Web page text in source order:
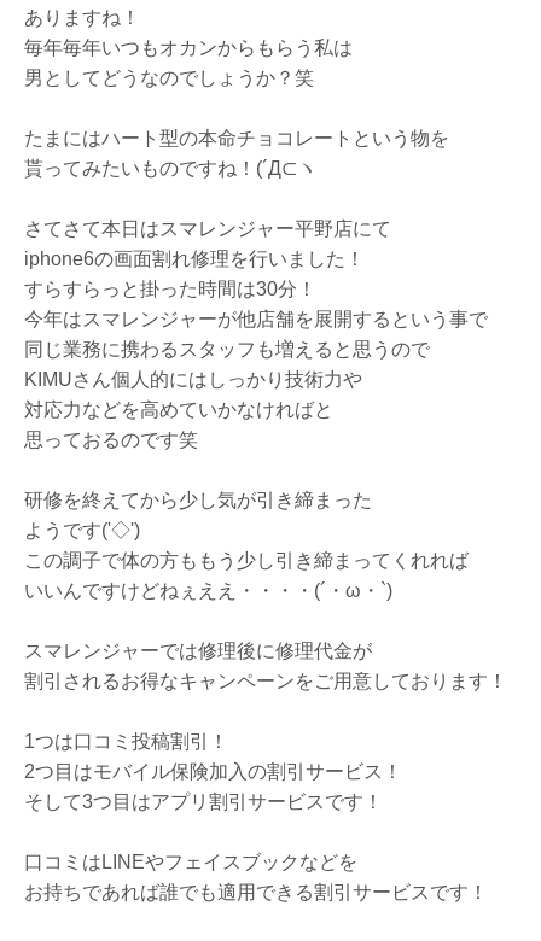
ありますね！
毎年毎年いつもオカンからもらう私は
男としてどうなのでしょうか？笑
たまにはハート型の本命チョコレートという物を
貰ってみたいものですね！(´Д⊂ヽ
さてさて本日はスマレンジャー平野店にて
iphone6の画面割れ修理を行いました！
すらすらっと掛った時間は30分！
今年はスマレンジャーが他店舗を展開するという事で
同じ業務に携わるスタッフも増えると思うので
KIMUさん個人的にはしっかり技術力や
対応力などを高めていかなければと
思っておるのです笑
研修を終えてから少し気が引き締まった
ようです('◇')ゞ
この調子で体の方ももう少し引き締まってくれれば
いいんですけどねぇええ・・・・(´・ω・`)
スマレンジャーでは修理後に修理代金が
割引されるお得なキャンペーンをご用意しております！
1つは口コミ投稿割引！
2つ目はモバイル保険加入の割引サービス！
そして3つ目はアプリ割引サービスです！
口コミはLINEやフェイスブックなどを
お持ちであれば誰でも適用できる割引サービスです！